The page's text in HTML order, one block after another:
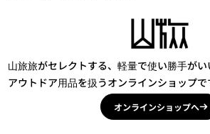
山旅旅がセレクトする、軽量で使い勝手が
アウトドア用品を扱うオンラインショップで
オンラインショップへ